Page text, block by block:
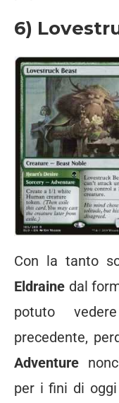
6)
Con la tanto
Eldraine dal
potuto
precedente,
Adventure
per i fini di